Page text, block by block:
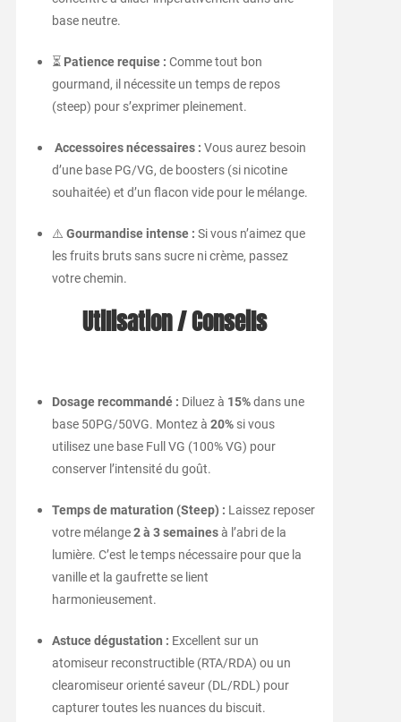
base neutre.
⏳ Patience requise : Comme tout bon
gourmand, il nécessite un temps de repos
(steep) pour s’exprimer pleinement.
Accessoires nécessaires : Vous aurez besoin
d’une base PG/VG, de boosters (si nicotine
souhaitée) et d’un flacon vide pour le mélange.
⚠️ Gourmandise intense : Si vous n’aimez que
les fruits bruts sans sucre ni crème, passez
votre chemin.
Utilisation / Conseils
Dosage recommandé : Diluez à 15%dans une
base 50PG/50VG. Montez à 20%si vous
utilisez une base Full VG (100% VG) pour
conserver l’intensité du goût.
Temps de maturation (Steep) : Laissez reposer
votre mélange2 à 3 semainesà l’abri de la
lumière. C’est le temps nécessaire pour que la
vanille et la gaufrette se lient
harmonieusement.
Astuce dégustation : Excellent sur un
atomiseur reconstructible (RTA/RDA) ou un
clearomiseur orienté saveur (DL/RDL) pour
capturer toutes les nuances du biscuit.